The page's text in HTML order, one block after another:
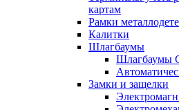
картам
Рамки
Калитки
Шлагбаумы
Шлагбаумы
Замки и защелки